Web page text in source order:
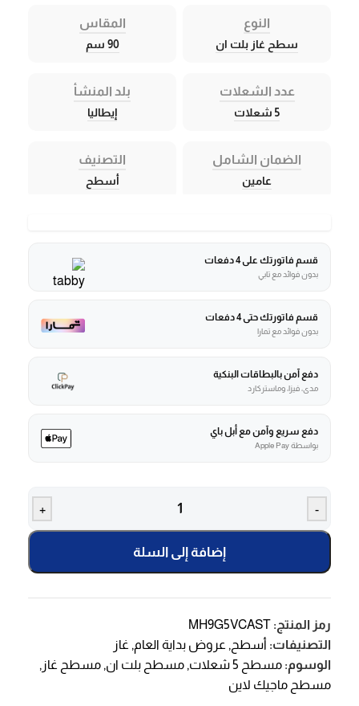
النوع
سطح غاز بلت ان
المقاس
90 سم
عدد الشعلات
5 شعلات
بلد المنشأ
إيطاليا
الضمان الشامل
عامين
التصنيف
أسطح
قسم فاتورتك على 4 دفعات
بدون فوائد مع تابي
قسم فاتورتك حتى 4 دفعات
بدون فوائد مع تمارا
دفع آمن بالبطاقات البنكية
مدى، فيزا، وماستركارد
دفع سريع وآمن مع أبل باي
بواسطة Apple Pay
-
+
إضافة إلى السلة
رمز المنتج: MH9G5VCAST
التصنيفات: أسطح , عروض بداية العام, غاز
الوسوم: مسطح 5 شعلات , مسطح بلت ان, مسطح غاز ,
مسطح ماجيك لاين